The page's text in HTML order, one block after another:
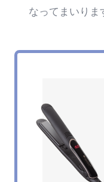
なってまいりま